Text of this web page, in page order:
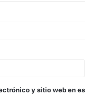
y sitio web en